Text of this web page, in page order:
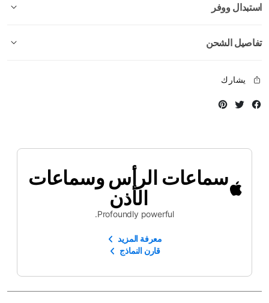
استبدال ووفر
تفاصيل الشحن
يشارك
Facebook
Twitter
سماعات الرأس وسماعات
الأذن
Profoundly powerful.
معرفة المزيد
قارن النماذج